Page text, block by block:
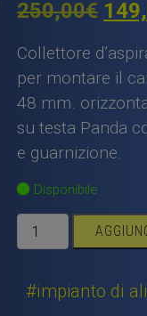
250,00€ Il
era:
Collettore
per montare il
48 mm.
su testa Panda
e guarnizione.
Disponibile
Collettore
Fiat
Fiat
#impianto di